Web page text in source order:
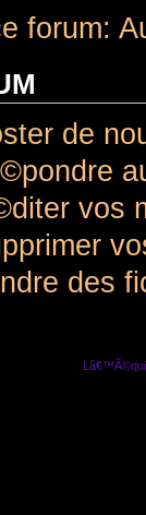
forum:
de
vos
des